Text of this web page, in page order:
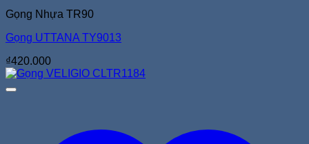
Gọng Nhựa TR90
Gọng UTTANA TY9013
₫420.000